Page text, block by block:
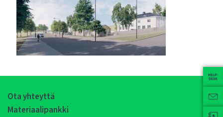
Ota yhteyttä
Materiaalipankki